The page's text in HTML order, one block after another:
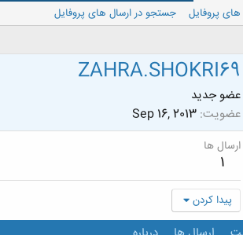
پروفایل
جستجو در ارسال های پروفایل
ZAHRA.SHOKRI69
عضو جدید
عضویت Sep 16, 2013
ارسال ها
1
پیدا کردن